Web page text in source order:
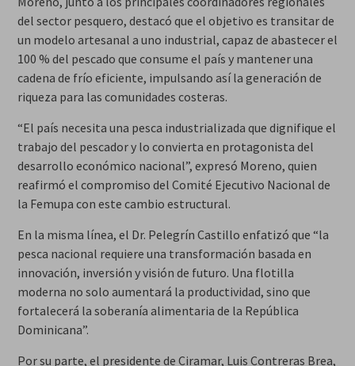
del sector pesquero, destacó que el objetivo es transitar de
un modelo artesanal a uno industrial, capaz de abastecer el
100 % del pescado que consume el país y mantener una
cadena de frío eficiente, impulsando así la generación de
riqueza para las comunidades costeras.
“El país necesita una pesca industrializada que dignifique el
trabajo del pescador y lo convierta en protagonista del
desarrollo económico nacional”, expresó Moreno, quien
reafirmó el compromiso del Comité Ejecutivo Nacional de
la Femupa con este cambio estructural.
En la misma línea, el Dr. Pelegrín Castillo enfatizó que “la
pesca nacional requiere una transformación basada en
innovación, inversión y visión de futuro. Una flotilla
moderna no solo aumentará la productividad, sino que
fortalecerá la soberanía alimentaria de la República
Dominicana”.
Por su parte, el presidente de Ciramar, Luis Contreras Brea,